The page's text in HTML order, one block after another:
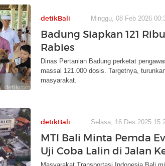
detikBali Minggu, 08 Feb 2026
Badung Siapkan 121
Rabies
Dinas Pertanian Badung perketat
massal 121.000 dosis. Targetnya,
masyarakat.
detikBali Selasa, 16 Des 2025
MTI Bali Minta Pemda
Uji Coba Lalin di Jalan